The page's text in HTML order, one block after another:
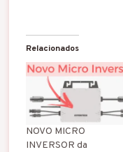
g
n
o
.
.
Relacionados
NOVO MICRO
INVERSOR da